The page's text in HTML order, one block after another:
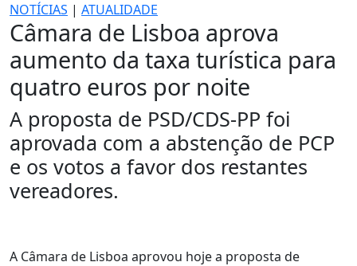
NOTÍCIAS | ATUALIDADE
Câmara de Lisboa aprova
aumento da taxa turística para
quatro euros por noite
A proposta de PSD/CDS-PP foi
aprovada com a abstenção de PCP
e os votos a favor dos restantes
vereadores.
A Câmara de Lisboa aprovou hoje a proposta de